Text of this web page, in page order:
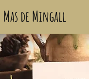
Mas de Mingall